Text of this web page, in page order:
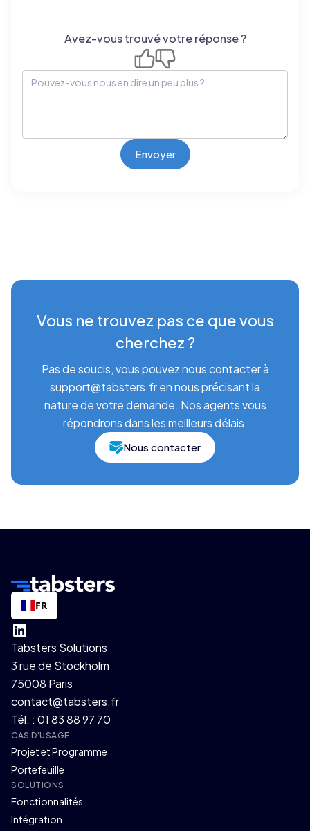
Avez-vous trouvé votre réponse ?
Vous ne trouvez pas ce que vous
cherchez ?
Pas de soucis, vous pouvez nous contacter à
support@tabsters.fr en nous précisant la
nature de votre demande. Nos agents vous
répondrons dans les meilleurs délais.
Nous contacter
FR
Tabsters Solutions
3 rue de Stockholm
75008 Paris
contact@tabsters.fr
Tél. : 01 83 88 97 70
CAS D'USAGE
Projet et Programme
Portefeuille
SOLUTIONS
Fonctionnalités
Intégration